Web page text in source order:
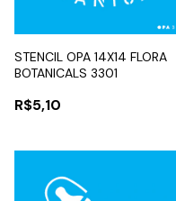
STENCIL OPA 14X14 FLORA
BOTANICALS 3301
R$5,10